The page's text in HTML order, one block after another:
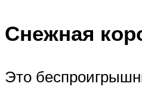
Снежная
Это